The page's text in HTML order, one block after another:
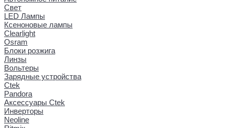
Свет
LED Лампы
Ксеноновые лампы
Clearlight
Osram
Блоки розжига
Линзы
Вольтеры
Зарядные устройства
Ctek
Pandora
Аксессуары Ctek
Инверторы
Neoline